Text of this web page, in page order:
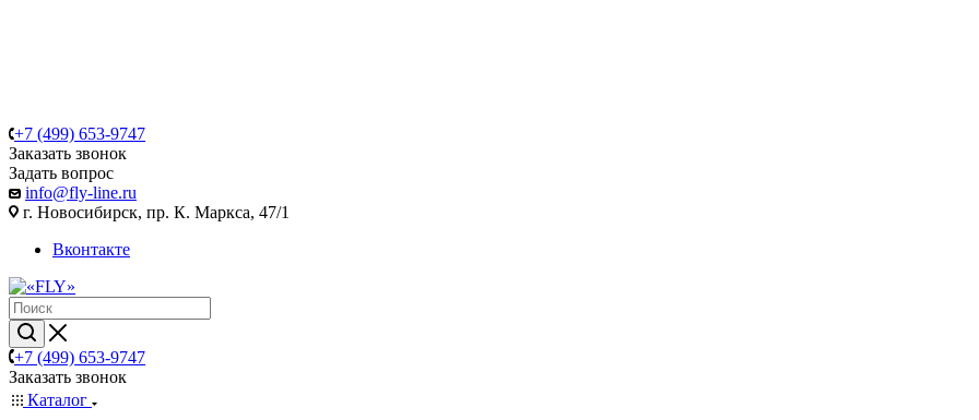
+7 (499) 653-9747
Заказать звонок
Задать вопрос
info@fly-line.ru
г. Новосибирск, пр. К. Маркса, 47/1
Вконтакте
+7 (499) 653-9747
Заказать звонок
Каталог